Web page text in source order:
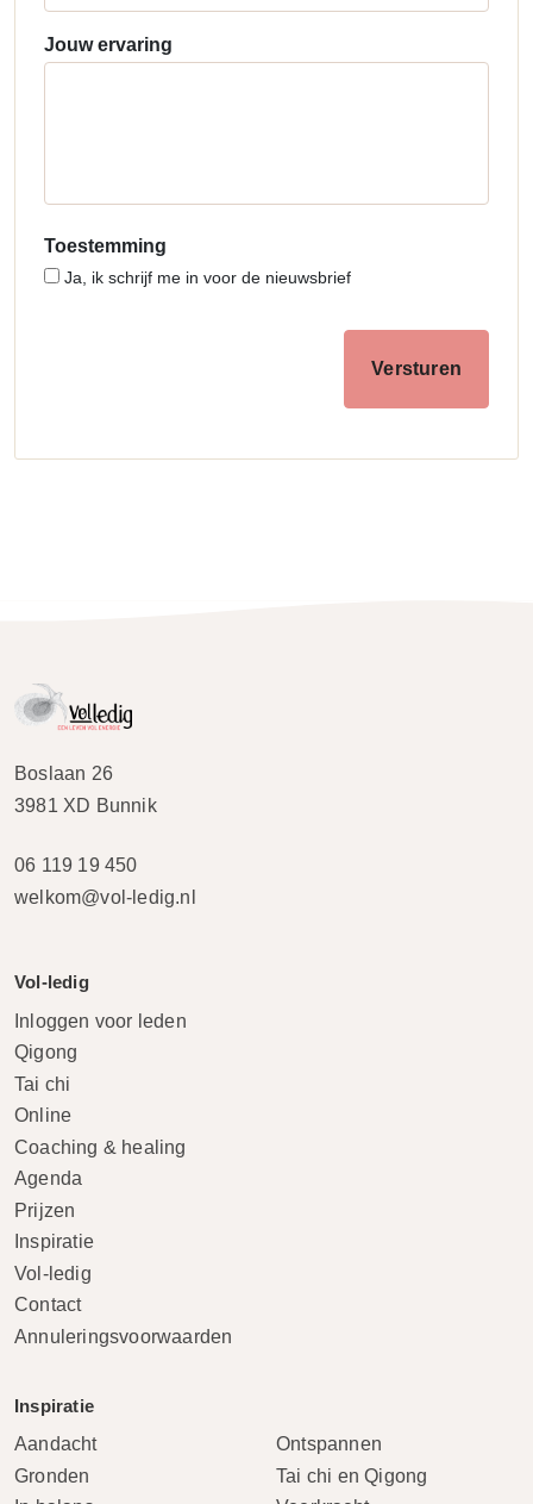
Jouw ervaring
Toestemming
Ja, ik schrijf me in voor de nieuwsbrief
Boslaan 26
3981 XD Bunnik
06 119 19 450
welkom@vol-ledig.nl
Vol-ledig
Inloggen voor leden
Qigong
Tai chi
Online
Coaching & healing
Agenda
Prijzen
Inspiratie
Vol-ledig
Contact
Annuleringsvoorwaarden
Inspiratie
Aandacht
Gronden
Ontspannen
Tai chi en Qigong